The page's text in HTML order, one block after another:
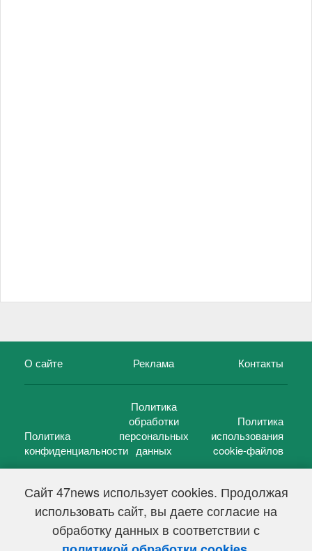
Сайт 47news использует cookies. Продолжая
использовать сайт, вы даете согласие на
обработку данных в соответствии с
О сайте Реклама Контакты
Политика
конфиденциальности
Политика
обработки
персональных
данных
Политика
использования
cookie-файлов
47 новостей (47 news)2005 — 2026 г.
Свидетельство о регистрации СМИ Эл № ФС 77-39848, выдано
Федеральной службой по надзору в сфере связи,